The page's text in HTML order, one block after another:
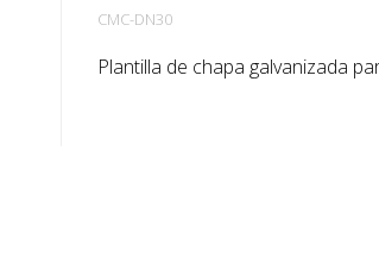
CMC-DN30
Plantilla de chapa galvanizada